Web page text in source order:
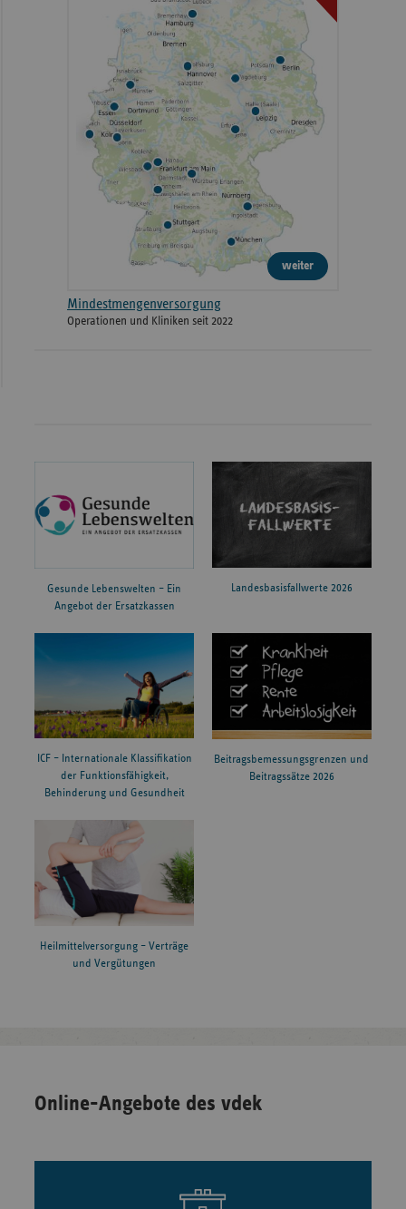
weiter
Mindestmengenversorgung
Operationen und Kliniken seit 2022
Gesunde Lebenswelten – Ein
Angebot der Ersatzkassen
Landesbasisfallwerte 2026
ICF – Internationale Klassifikation
der Funktionsfähigkeit,
Behinderung und Gesundheit
Beitragsbemessungsgrenzen und
Beitragssätze 2026
Heilmittelversorgung – Verträge
und Vergütungen
Online-Angebote des vdek